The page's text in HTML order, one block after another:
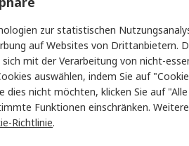
zur statistischen
auf Websites von Drittanbietern.
mit der Verarbeitung von nicht-
auswählen, indem Sie auf "Cookie
dies nicht möchten, klicken Sie auf "Alle
Funktionen einschränken. Weitere
Richtlinie.